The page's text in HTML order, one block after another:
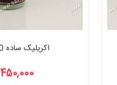
اکریلیک ساده 120 م 8028
450,000 تومان